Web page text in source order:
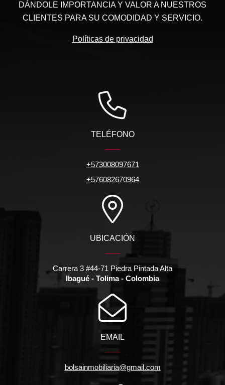
DÁNDOLE IMPORTANCIA Y VALOR A NUESTROS
CLIENTES PARA SU COMODIDAD Y SERVICIO.
Políticas de privacidad
TELÉFONO
+573008097671
+576082670964
UBICACIÓN
Carrera 3 #44-71 Piedra Pintada Alta
Ibagué - Tolima - Colombia
EMAIL
bolsainmobiliaria@gmail.com